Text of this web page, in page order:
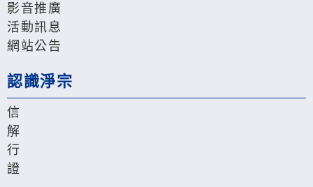
影音推廣
活動訊息
網站公告
認識淨宗
信
解
行
證